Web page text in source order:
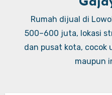
Rumah dijual di
500–600 juta, lokasi
dan pusat kota, cocok
maupun